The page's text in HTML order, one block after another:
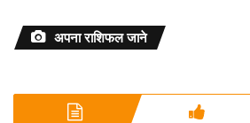
अपना राशिफल जाने